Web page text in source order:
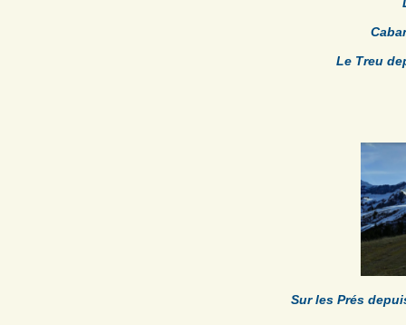
Le Treu
Sur les Prés